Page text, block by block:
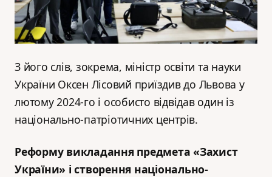
З його слів, зокрема, міністр освіти та науки
України Оксен Лісовий приїздив до Львова у
лютому 2024-го і особисто відвідав один із
національно-патріотичних центрів.
Реформу викладання предмета «Захист
України» і створення національно-